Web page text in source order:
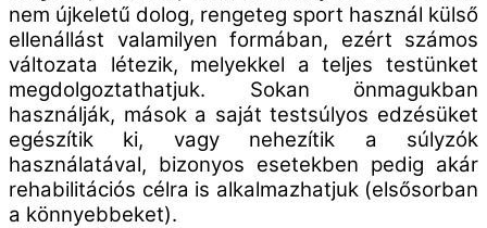
nem újkeletű dolog, rengeteg sport használ külső
ellenállást valamilyen formában, ezért számos
változata létezik, melyekkel a teljes testünket
megdolgoztathatjuk. Sokan önmagukban
használják, mások a saját testsúlyos edzésüket
egészítik ki, vagy nehezítik a súlyzók
használatával, bizonyos esetekben pedig akár
rehabilitációs célra is alkalmazhatjuk (elsősorban
a könnyebbeket).